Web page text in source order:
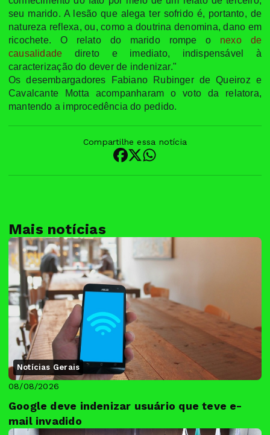
seu marido. A lesão que alega ter sofrido é, portanto, de
natureza reflexa, ou, como a doutrina denomina, dano em
ricochete. O relato do marido rompe o nexo de
causalidade direto e imediato, indispensável à
caracterização do dever de indenizar."
Os desembargadores Fabiano Rubinger de Queiroz e
Cavalcante Motta acompanharam o voto da relatora,
mantendo a improcedência do pedido.
Compartilhe essa notícia
Mais notícias
Notícias Gerais
08/08/2026
Google deve indenizar usuário que teve e-
mail invadido